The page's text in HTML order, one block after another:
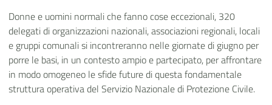
Donne e uomini normali che fanno cose eccezionali, 320
delegati di organizzazioni nazionali, associazioni regionali, locali
e gruppi comunali si incontreranno nelle giornate di giugno per
porre le basi, in un contesto ampio e partecipato, per affrontare
in modo omogeneo le sfide future di questa fondamentale
struttura operativa del Servizio Nazionale di Protezione Civile.